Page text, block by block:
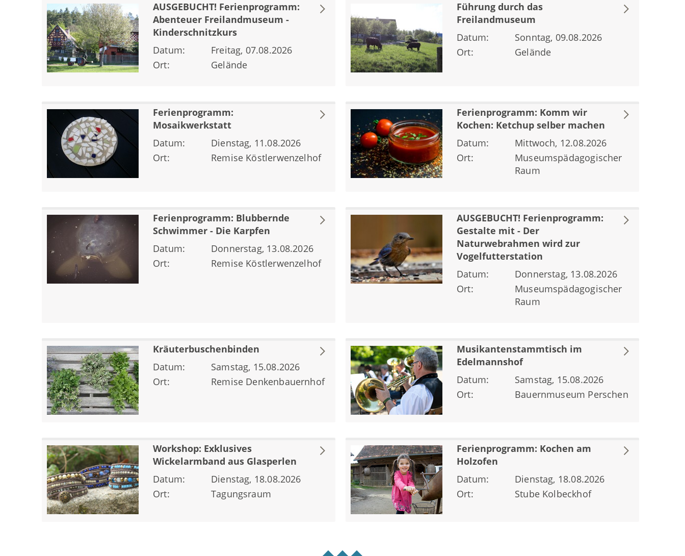
AUSGEBUCHT! Ferienprogramm:
Abenteuer Freilandmuseum -
Kinderschnitzkurs
Datum:
Freitag, 07.08.2026
Ort:
Gelände
Führung durch das
Freilandmuseum
Datum:
Sonntag, 09.08.2026
Ort:
Gelände
Ferienprogramm:
Mosaikwerkstatt
Datum:
Dienstag, 11.08.2026
Ort:
Remise Köstlerwenzelhof
Ferienprogramm: Komm wir
Kochen: Ketchup selber machen
Datum:
Mittwoch, 12.08.2026
Ort:
Museumspädagogischer
Raum
Ferienprogramm: Blubbernde
Schwimmer - Die Karpfen
Datum:
Donnerstag, 13.08.2026
Ort:
Remise Köstlerwenzelhof
AUSGEBUCHT! Ferienprogramm:
Gestalte mit - Der
Naturwebrahmen wird zur
Vogelfutterstation
Datum:
Donnerstag, 13.08.2026
Ort:
Museumspädagogischer
Raum
Kräuterbuschenbinden
Datum:
Samstag, 15.08.2026
Ort:
Remise Denkenbauernhof
Musikantenstammtisch im
Edelmannshof
Datum:
Samstag, 15.08.2026
Ort:
Bauernmuseum Perschen
Workshop: Exklusives
Wickelarmband aus Glasperlen
Datum:
Dienstag, 18.08.2026
Ort:
Tagungsraum
Ferienprogramm: Kochen am
Holzofen
Datum:
Dienstag, 18.08.2026
Ort:
Stube Kolbeckhof